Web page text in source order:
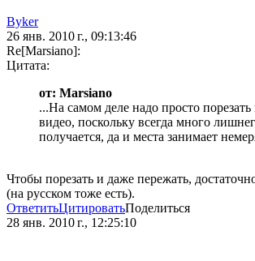
Byker
26 янв. 2010 г., 09:13:46
Re[Marsiano]:
Цитата:
от: Marsiano
...На самом деле надо просто
видео, поскольку всегда много
получается, да и места занимает
Чтобы порезать и даже пережать,
(на русском тоже есть).
ОтветитьЦитироватьПоделиться
28 янв. 2010 г., 12:25:10